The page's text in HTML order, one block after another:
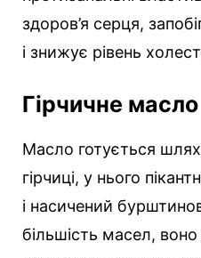
здоров’я серця,
і знижує рівень
Гірчичне масло
Масло готується
гірчиці, у нього
і насичений
більшість масел,